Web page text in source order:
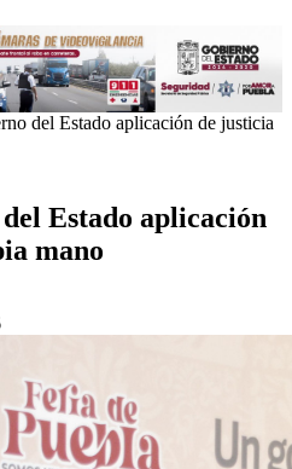
del Estado aplicación de justicia
Estado aplicación
mano